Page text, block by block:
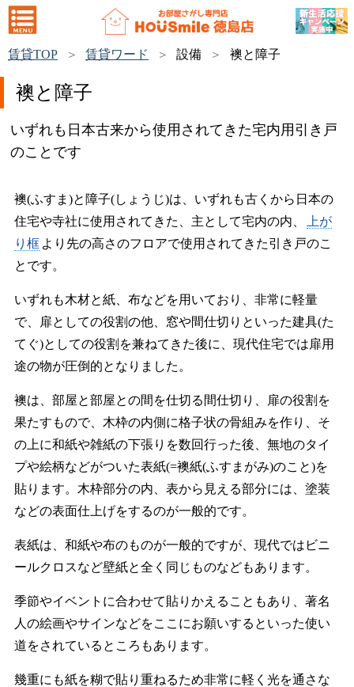
賃貸TOP 賃貸ワード 設備 襖と障子
襖と障子
いずれも日本古来から使用されてきた宅内用引き戸
のことです
襖(ふすま)と障子(しょうじ)は、いずれも古くから日本の
住宅や寺社に使用されてきた、主として宅内の内、
上が
り框 より先の高さのフロアで使用されてきた引き戸のこ
とです。
いずれも木材と紙、布などを用いており、非常に軽量
で、扉としての役割の他、窓や間仕切りといった建具(た
てぐ)としての役割を兼ねてきた後に、現代住宅では扉用
途の物が圧倒的となりました。
襖は、部屋と部屋との間を仕切る間仕切り、扉の役割を
果たすもので、木枠の内側に格子状の骨組みを作り、そ
の上に和紙や雑紙の下張りを数回行った後、無地のタイ
プや絵柄などがついた表紙(=襖紙(ふすまがみ)のこと)を
貼ります。木枠部分の内、表から見える部分には、塗装
などの表面仕上げをするのが一般的です。
表紙は、和紙や布のものが一般的ですが、現代ではビニ
ールクロスなど壁紙と全く同じものなどもあります。
季節やイベントに合わせて貼りかえることもあり、著名
人の絵画やサインなどをここにお願いするといった使い
道をされているところもあります。
幾重にも紙を糊で貼り重ねるため非常に軽く光を通さな